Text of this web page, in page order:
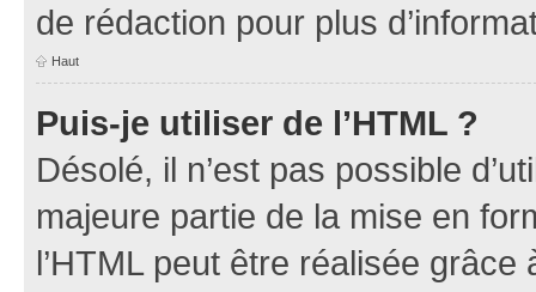
de rédaction pour plus
Haut
Puis-je utiliser de l’HTML ?
Désolé, il n’est pas possible
majeure partie de la mise en
l’HTML peut être réalisée grâce